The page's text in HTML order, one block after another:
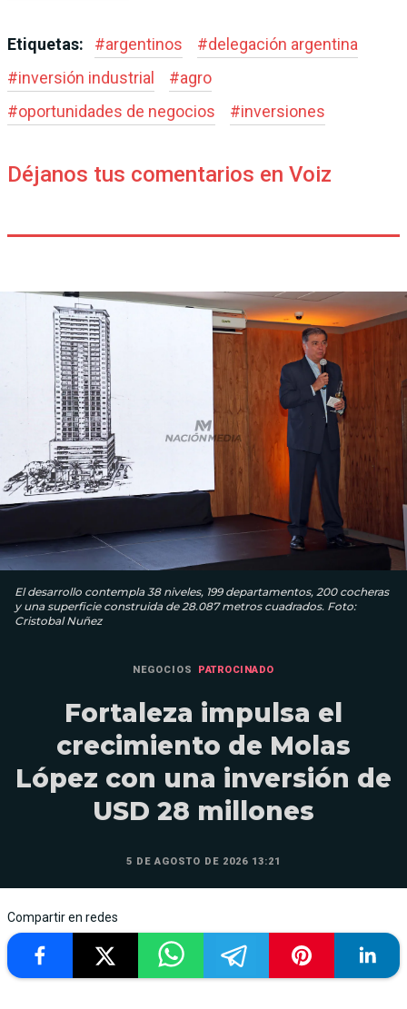
Etiquetas: #argentinos #delegación argentina
#inversión industrial #agro
#oportunidades de negocios #inversiones
Déjanos tus comentarios en Voiz
El desarrollo contempla 38 niveles, 199 departamentos, 200 cocheras
y una superficie construida de 28.087 metros cuadrados. Foto:
Cristobal Nuñez
NEGOCIOS PATROCINADO
Fortaleza impulsa el
crecimiento de Molas
López con una inversión de
USD 28 millones
5 DE AGOSTO DE 2026 13:21
Compartir en redes